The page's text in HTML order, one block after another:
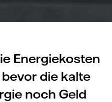
Energiekosten
die kalte
noch Geld